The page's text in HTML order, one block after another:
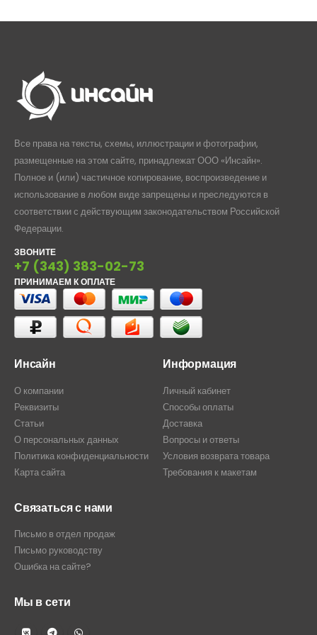
Все права на тексты, схемы, иллюстрации и фотографии,
размещенные на этом сайте, принадлежат ООО «Инсайн».
Полное и (или) частичное копирование, воспроизведение и
использование в любом виде запрещены и преследуются в
соответствии с действующим законодательством Российской
Федерации.
ЗВОНИТЕ
+7 (343) 383-02-73
ПРИНИМАЕМ К ОПЛАТЕ
Инсайн
О компании
Реквизиты
Статьи
О персональных данных
Политика конфиденциальности
Карта сайта
Информация
Личный кабинет
Способы оплаты
Доставка
Вопросы и ответы
Условия возврата товара
Требования к макетам
Связаться с нами
Письмо в отдел продаж
Письмо руководству
Ошибка на сайте?
Мы в сети